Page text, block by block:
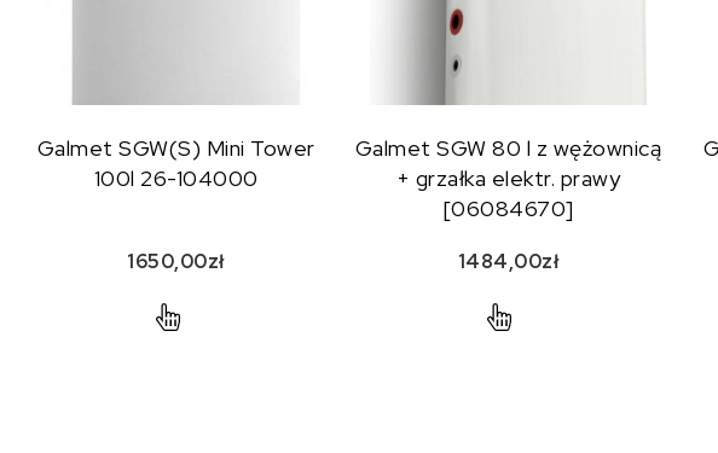
Galmet SGW(S) Mini Tower
100l 26-104000
1650,00zł
Galmet SGW 80 l z wężownicą
+ grzałka elektr. prawy
[06084670]
1484,00zł